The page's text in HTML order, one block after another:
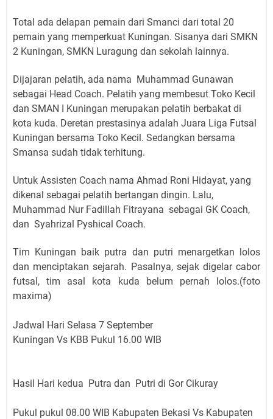
Total ada delapan pemain dari Smanci dari total 20
pemain yang memperkuat Kuningan. Sisanya dari SMKN
2 Kuningan, SMKN Luragung dan sekolah lainnya.
Dijajaran pelatih, ada nama Muhammad Gunawan
sebagai Head Coach. Pelatih yang membesut Toko Kecil
dan SMAN I Kuningan merupakan pelatih berbakat di
kota kuda. Deretan prestasinya adalah Juara Liga Futsal
Kuningan bersama Toko Kecil. Sedangkan bersama
Smansa sudah tidak terhitung.
Untuk Assisten Coach nama Ahmad Roni Hidayat, yang
dikenal sebagai pelatih bertangan dingin. Lalu,
Muhammad Nur Fadillah Fitrayana sebagai GK Coach,
dan Syahrizal Pyshical Coach.
Tim Kuningan baik putra dan putri menargetkan lolos
dan menciptakan sejarah. Pasalnya, sejak digelar cabor
futsal, tim asal kota kuda belum pernah lolos.(foto
maxima)
Jadwal Hari Selasa 7 September
Kuningan Vs KBB Pukul 16.00 WIB
Hasil Hari kedua Putra dan Putri di Gor Cikuray
Pukul pukul 08.00 WIB Kabupaten Bekasi Vs Kabupaten